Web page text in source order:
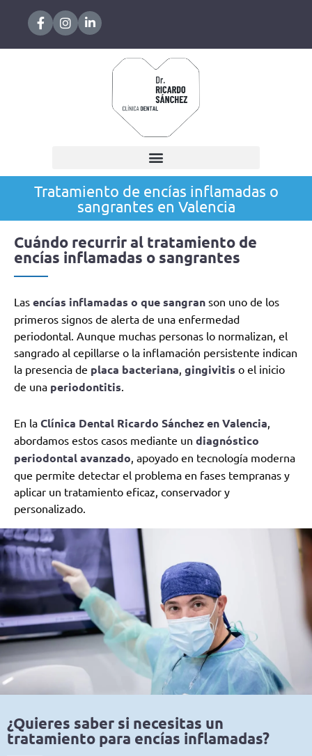
Tratamiento de encías inflamadas o
sangrantes en Valencia
Cuándo recurrir al tratamiento de
encías inflamadas o sangrantes
Las encías inflamadas o que sangran son uno de los
primeros signos de alerta de una enfermedad
periodontal. Aunque muchas personas lo normalizan, el
sangrado al cepillarse o la inflamación persistente indican
la presencia de placa bacteriana gingivitis o el inicio
de una periodontitis
En la Clínica Dental Ricardo Sánchezen Valencia
abordamos estos casos mediante un diagnóstico
periodontal avanzado , apoyado en tecnología moderna
que permite detectar el problema en fases tempranas y
aplicar un tratamiento eficaz, conservador y
personalizado.
¿Quieres saber si necesitas un
tratamiento para encías inflamadas?